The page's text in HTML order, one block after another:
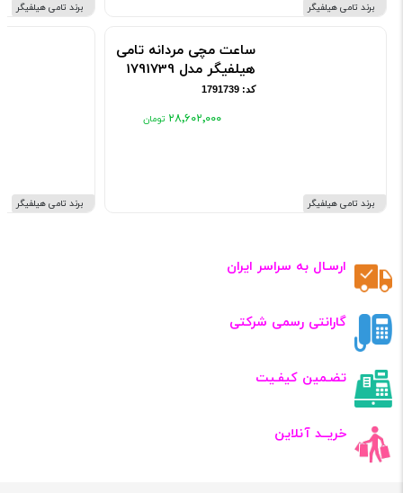
برند تامی هیلفیگر
برند تامی هیلفیگر
ساعت مچی مردانه تامی
هیلفیگر مدل 1791739
کد: 1791739
۲۸٬۶۰۲٬۰۰۰
برند تامی هیلفیگر
برند تامی هیلفیگر
ارسـال به سراسر ایران
گارانتی رسمی شرکتی
تضـمین کیفـیت
خریــد آنلاین